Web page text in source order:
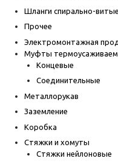
Шланги спирально-
Прочее
Электромонтажная
Муфты
Концевые
Соединительные
Металлорукав
Заземление
Коробка
Стяжки и хомуты
Стяжки нейлоновые